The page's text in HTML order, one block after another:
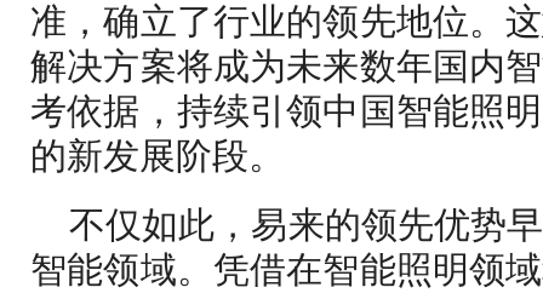
准，确立了行业的领先地位。
解决方案将成为未来数年国内
考依据，持续引领中国智能照
的新发展阶段。
不仅如此，易来的领先优势
智能领域。凭借在智能照明领